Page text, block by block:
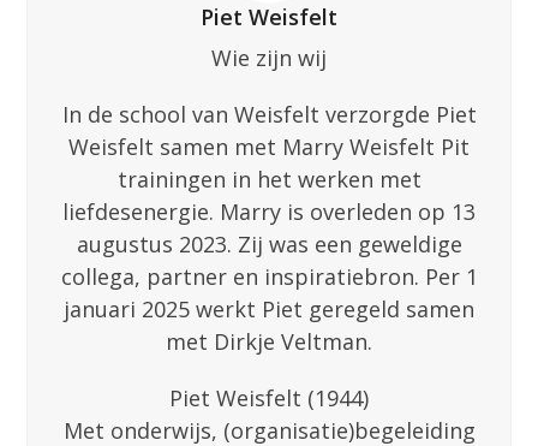
Piet Weisfelt
Wie zijn wij
In de school van Weisfelt verzorgde Piet
Weisfelt samen met Marry Weisfelt Pit
trainingen in het werken met
liefdesenergie. Marry is overleden op 13
augustus 2023. Zij was een geweldige
collega, partner en inspiratiebron. Per 1
januari 2025 werkt Piet geregeld samen
met Dirkje Veltman.
Piet Weisfelt (1944)
Met onderwijs, (organisatie)begeleiding